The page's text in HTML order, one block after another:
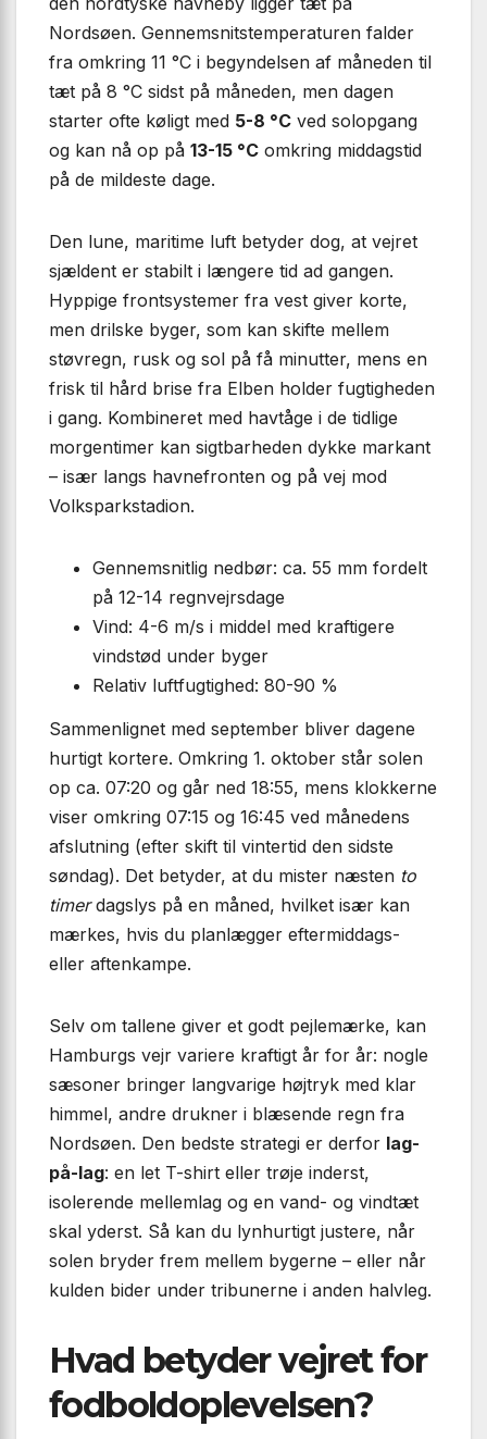
Nordsøen. Gennemsnitstemperaturen falder
fra omkring 11 °C i begyndelsen af måneden til
tæt på 8 °C sidst på måneden, men dagen
starter ofte køligt med 5-8 °C ved solopgang
og kan nå op på 13-15 °C omkring middagstid
på de mildeste dage.
Den lune, maritime luft betyder dog, at vejret
sjældent er stabilt i længere tid ad gangen.
Hyppige frontsystemer fra vest giver korte,
men drilske byger, som kan skifte mellem
støvregn, rusk og sol på få minutter, mens en
frisk til hård brise fra Elben holder fugtigheden
i gang. Kombineret med havtåge i de tidlige
morgentimer kan sigtbarheden dykke markant
– især langs havnefronten og på vej mod
Volksparkstadion.
Gennemsnitlig nedbør: ca. 55 mm fordelt
på 12-14 regnvejrsdage
Vind: 4-6 m/s i middel med kraftigere
vindstød under byger
Relativ luftfugtighed: 80-90 %
Sammenlignet med september bliver dagene
hurtigt kortere. Omkring 1. oktober står solen
op ca. 07:20 og går ned 18:55, mens klokkerne
viser omkring 07:15 og 16:45 ved månedens
afslutning (efter skift til vintertid den sidste
søndag). Det betyder, at du mister næsten to
timerdagslys på en måned, hvilket især kan
mærkes, hvis du planlægger eftermiddags-
eller aftenkampe.
Selv om tallene giver et godt pejlemærke, kan
Hamburgs vejr variere kraftigt år for år: nogle
sæsoner bringer langvarige højtryk med klar
himmel, andre drukner i blæsende regn fra
Nordsøen. Den bedste strategi er derfor lag-
på-lag: en let T-shirt eller trøje inderst,
isolerende mellemlag og en vand- og vindtæt
skal yderst. Så kan du lynhurtigt justere, når
solen bryder frem mellem bygerne – eller når
kulden bider under tribunerne i anden halvleg.
Hvad betyder vejret for
fodboldoplevelsen?